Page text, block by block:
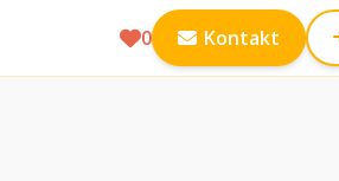
0 Kontakt